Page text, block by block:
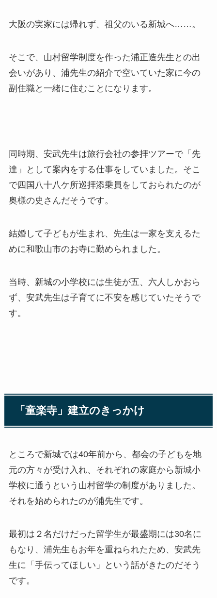
大阪の実家には帰れず、祖父のいる新城へ……。
そこで、山村留学制度を作った浦正造先生との出
会いがあり、浦先生の紹介で空いていた家に今の
副住職と一緒に住むことになります。
同時期、安武先生は旅行会社の参拝ツアーで「先
達」として案内をする仕事をしていました。そこ
で四国八十八ケ所巡拝添乗員をしておられたのが
奥様の史さんだそうです。
結婚して子どもが生まれ、先生は一家を支えるた
めに和歌山市のお寺に勤められました。
当時、新城の小学校には生徒が五、六人しかおら
ず、安武先生は子育てに不安を感じていたそうで
す。
「童楽寺」建立のきっかけ
ところで新城では40年前から、都会の子どもを地
元の方々が受け入れ、それぞれの家庭から新城小
学校に通うという山村留学の制度がありました。
それを始められたのが浦先生です。
最初は２名だけだった留学生が最盛期には30名に
もなり、浦先生もお年を重ねられたため、安武先
生に「手伝ってほしい」という話がきたのだそう
です。